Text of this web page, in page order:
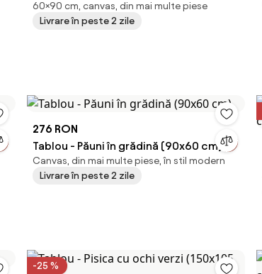
reproducere (90x60 cm)
60×90 cm, canvas, din mai multe piese
Livrare în peste 2 zile
276 RON
Tablou - Păuni în grădină (90x60 cm)
Canvas, din mai multe piese, în stil modern
Livrare în peste 2 zile
-25 %